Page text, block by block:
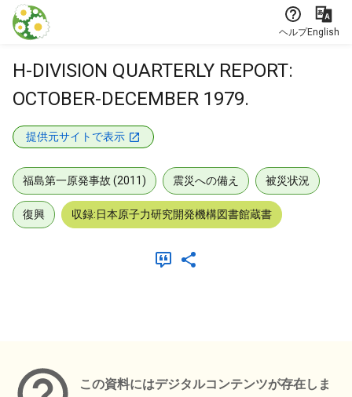
本文に飛ぶ
ヘルプEnglish
H-DIVISION QUARTERLY REPORT:
OCTOBER-DECEMBER 1979.
提供元サイトで表示
福島第一原発事故 (2011) 震災への備え 被災状況
復興 収録:日本原子力研究開発機構図書館蔵書
この資料にはデジタルコンテンツが存在しま